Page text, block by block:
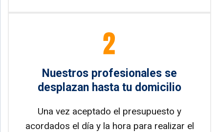
Nuestros profesionales se
desplazan hasta tu domicilio
Una vez aceptado el presupuesto y
acordados el día y la hora para realizar el